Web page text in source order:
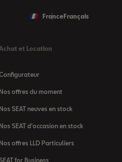
France Français
et Location
Nos offres du moment
Nos SEAT neuves en stock
Nos SEAT d'occasion en stock
Nos offres LLD Particuliers
for Business